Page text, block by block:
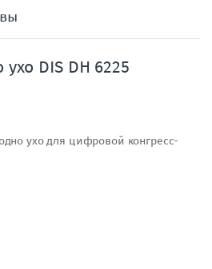
DIS DH 6225
ухо для цифровой конгресс-